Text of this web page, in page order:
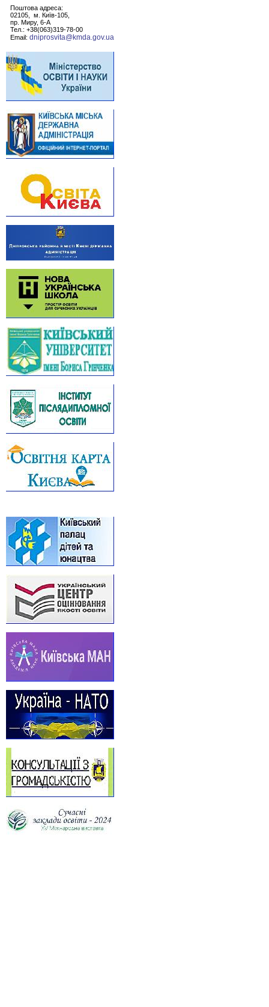
Поштова адреса:
02105, м. Київ-105,
пр. Миру, 6-А
Тел.: +38(063)319-78-00
Email: dniprosvita@kmda.gov.ua